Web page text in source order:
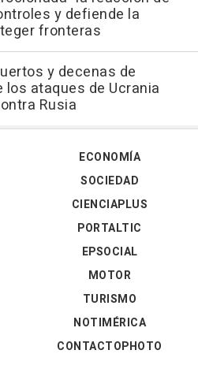
y defiende la
fronteras
y decenas de
los ataques de Ucrania
Rusia
ECONOMÍA
SOCIEDAD
CIENCIAPLUS
PORTALTIC
EPSOCIAL
MOTOR
TURISMO
NOTIMÉRICA
CONTACTOPHOTO